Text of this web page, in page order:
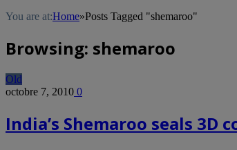
You are at:Home»Posts Tagged "shemaroo"
Browsing: shemaroo
Old
octobre 7, 2010 0
India’s Shemaroo seals